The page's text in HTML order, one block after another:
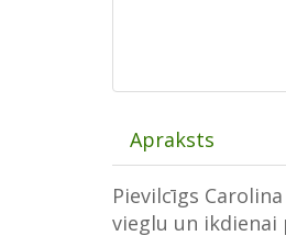
Apraksts
Pievilcīgs
vieglu un